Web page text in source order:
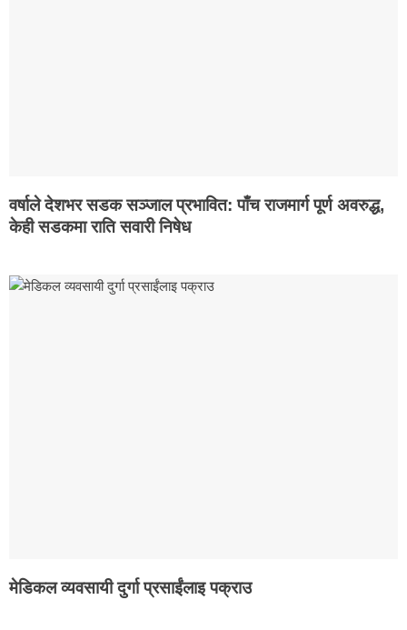
वर्षाले देशभर सडक सञ्जाल प्रभावित: पाँच राजमार्ग पूर्ण अवरुद्ध,
केही सडकमा राति सवारी निषेध
मेडिकल व्यवसायी दुर्गा प्रसाईंलाइ पक्राउ